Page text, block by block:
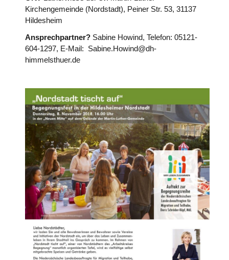
Kirchengemeinde (Nordstadt), Peiner Str. 53, 31137
Hildesheim
Ansprechpartner? Sabine Howind, Telefon: 05121-
604-1297, E-Mail: Sabine.Howind@dh-
himmelsthuer.de